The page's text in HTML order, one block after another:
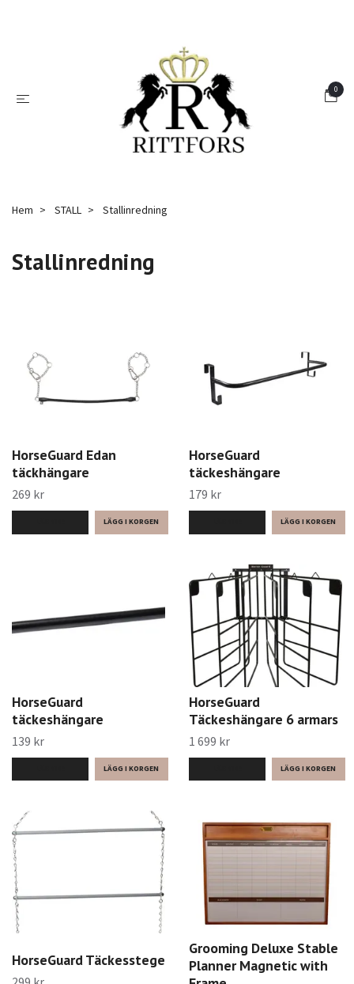
0
Hem STALL Stallinredning
Stallinredning
HorseGuard Edan
täckhängare
269 kr
HorseGuard
täckeshängare
179 kr
HorseGuard
täckeshängare
139 kr
HorseGuard
Täckeshängare 6 armars
1 699 kr
HorseGuard Täckesstege
Grooming Deluxe Stable
Planner Magnetic with